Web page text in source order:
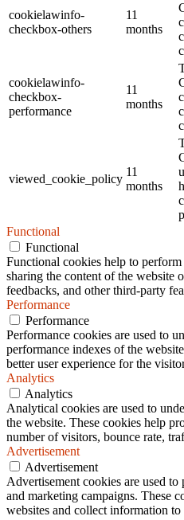
cookielawinfo-
checkbox-others
11
months
cookielawinfo-
checkbox-
performance
11
months
viewed_cookie_policy
11
months
Functional
Functional
Functional cookies help to
sharing the content of the website
feedbacks, and other third-party
Performance
Performance
Performance cookies are used to
performance indexes of the
better user experience for the
Analytics
Analytics
Analytical cookies are used to
the website. These cookies help
number of visitors, bounce rate,
Advertisement
Advertisement
Advertisement cookies are used
and marketing campaigns. These
websites and collect information